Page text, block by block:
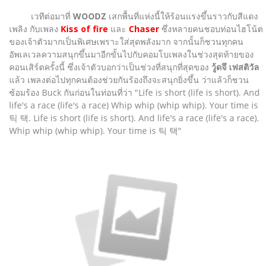
เวทีต่อมาที่ WOODZ เสกพื้นที่แห่งนี้ให้ร้อนแรงขึ้นราวกับสีแดง
เพลิง กับเพลง Kiss of fire และ Chaser ซึ่งหลายคนชอบท่อนไฮโน้ต
ของเจ้าตัวมากเป็นพิเศษเพราะใส่สุดพลังมาก จากนั้นก็ชวนทุกคน
อัพเลเวลความสนุกขึ้นมาอีกขั้นไปกับคอมโบเพลงในช่วงสุดท้ายของ
คอนเสิร์ตครั้งนี้ ซึ่งเจ้าตัวบอกว่าเป็นช่วงที่สนุกที่สุดของ วู้ดจึ เฟสติวัล
แล้ว เพลงต่อไปทุกคนต้องช่วยกันร้องถึงจะสนุกยิ่งขึ้น ว่าแล้วก็ชวน
ซ้อมร้อง Buck กันก่อนในท่อนที่ว่า "Life is short (life is short). And
life's a race (life's a race) Whip whip (whip whip). Your time is
틱 택. Life is short (life is short). And life's a race (life's a race).
Whip whip (whip whip). Your time is 틱 택"